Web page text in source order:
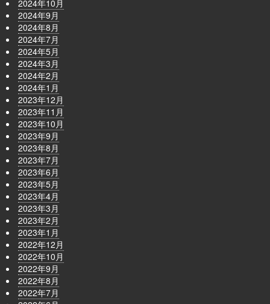
2024年10月
2024年9月
2024年8月
2024年7月
2024年5月
2024年3月
2024年2月
2024年1月
2023年12月
2023年11月
2023年10月
2023年9月
2023年8月
2023年7月
2023年6月
2023年5月
2023年4月
2023年3月
2023年2月
2023年1月
2022年12月
2022年10月
2022年9月
2022年8月
2022年7月